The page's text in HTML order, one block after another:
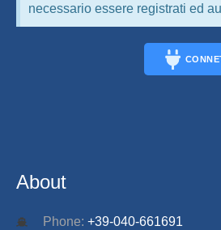
necessario essere registrati ed
About
Phone: +39-040-661691